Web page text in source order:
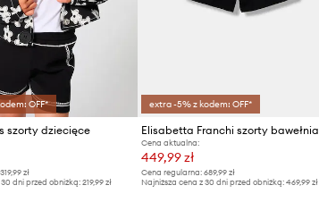
OFF*
szorty dziecięce
319,99 zł
dni przed obniżką: 219,99 zł
extra -5% z kodem: OFF*
Cena aktualna:
449,99 zł
Cena regularna: 689,99 zł
Najniższa cena z 30 dni przed obniżką: 469,99 zł